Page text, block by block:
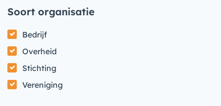
Soort organisatie
Bedrijf
Overheid
Stichting
Vereniging